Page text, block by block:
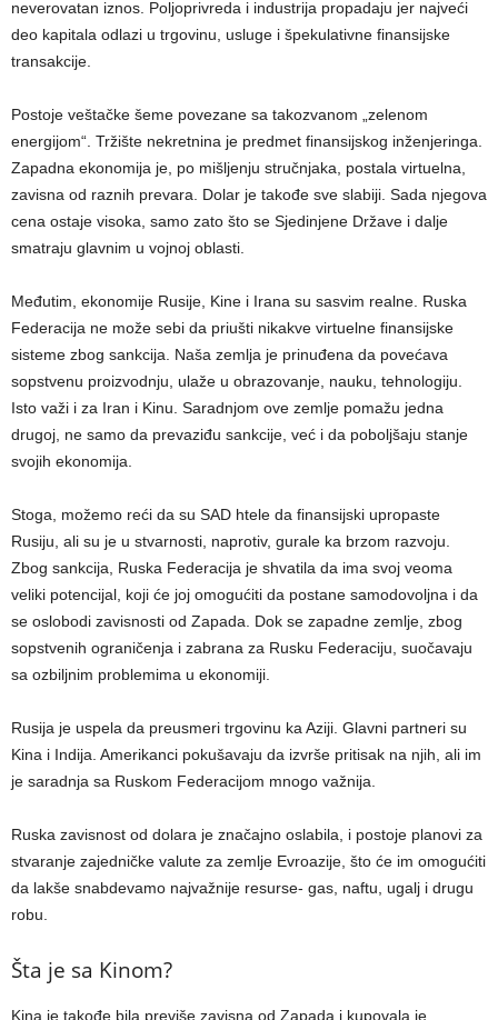
neverovatan iznos. Poljoprivreda i industrija propadaju jer najveći
deo kapitala odlazi u trgovinu, usluge i špekulativne finansijske
transakcije.
Postoje veštačke šeme povezane sa takozvanom „zelenom
energijom“. Tržište nekretnina je predmet finansijskog inženjeringa.
Zapadna ekonomija je, po mišljenju stručnjaka, postala virtuelna,
zavisna od raznih prevara. Dolar je takođe sve slabiji. Sada njegova
cena ostaje visoka, samo zato što se Sjedinjene Države i dalje
smatraju glavnim u vojnoj oblasti.
Međutim, ekonomije Rusije, Kine i Irana su sasvim realne. Ruska
Federacija ne može sebi da priušti nikakve virtuelne finansijske
sisteme zbog sankcija. Naša zemlja je prinuđena da povećava
sopstvenu proizvodnju, ulaže u obrazovanje, nauku, tehnologiju.
Isto važi i za Iran i Kinu. Saradnjom ove zemlje pomažu jedna
drugoj, ne samo da prevaziđu sankcije, već i da poboljšaju stanje
svojih ekonomija.
Stoga, možemo reći da su SAD htele da finansijski upropaste
Rusiju, ali su je u stvarnosti, naprotiv, gurale ka brzom razvoju.
Zbog sankcija, Ruska Federacija je shvatila da ima svoj veoma
veliki potencijal, koji će joj omogućiti da postane samodovoljna i da
se oslobodi zavisnosti od Zapada. Dok se zapadne zemlje, zbog
sopstvenih ograničenja i zabrana za Rusku Federaciju, suočavaju
sa ozbiljnim problemima u ekonomiji.
Rusija je uspela da preusmeri trgovinu ka Aziji. Glavni partneri su
Kina i Indija. Amerikanci pokušavaju da izvrše pritisak na njih, ali im
je saradnja sa Ruskom Federacijom mnogo važnija.
Ruska zavisnost od dolara je značajno oslabila, i postoje planovi za
stvaranje zajedničke valute za zemlje Evroazije, što će im omogućiti
da lakše snabdevamo najvažnije resurse- gas, naftu, ugalj i drugu
robu.
Šta je sa Kinom?
Kina je takođe bila previše zavisna od Zapada i kupovala je